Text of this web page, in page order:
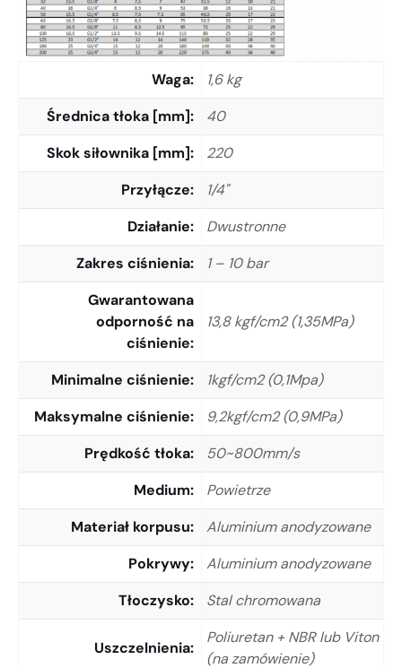
Waga
1,6 kg
Średnica tłoka [mm]
40
Skok siłownika [mm]
220
Przyłącze
1/4"
Działanie
Dwustronne
Zakres ciśnienia
1 – 10 bar
Gwarantowana
odporność na
ciśnienie
13,8 kgf/cm2 (1,35MPa)
Minimalne ciśnienie
1kgf/cm2 (0,1Mpa)
Maksymalne ciśnienie
9,2kgf/cm2 (0,9MPa)
Prędkość tłoka
50~800mm/s
Medium
Powietrze
Materiał korpusu
Aluminium anodyzowane
Pokrywy
Aluminium anodyzowane
Tłoczysko
Stal chromowana
Uszczelnienia
Poliuretan + NBR lub Viton
(na zamówienie)